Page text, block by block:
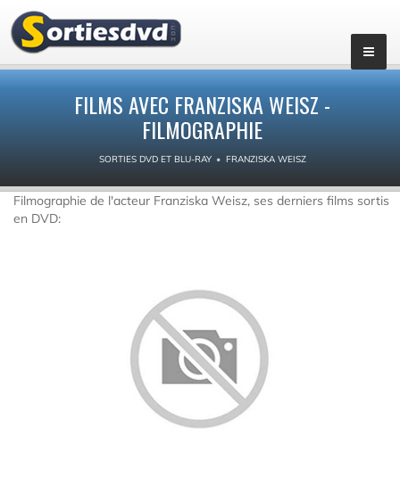
FILMS AVEC FRANZISKA WEISZ -
FILMOGRAPHIE
SORTIES DVD ET BLU-RAY FRANZISKA WEISZ
Filmographie de l'acteur Franziska Weisz, ses derniers films sortis
en DVD: